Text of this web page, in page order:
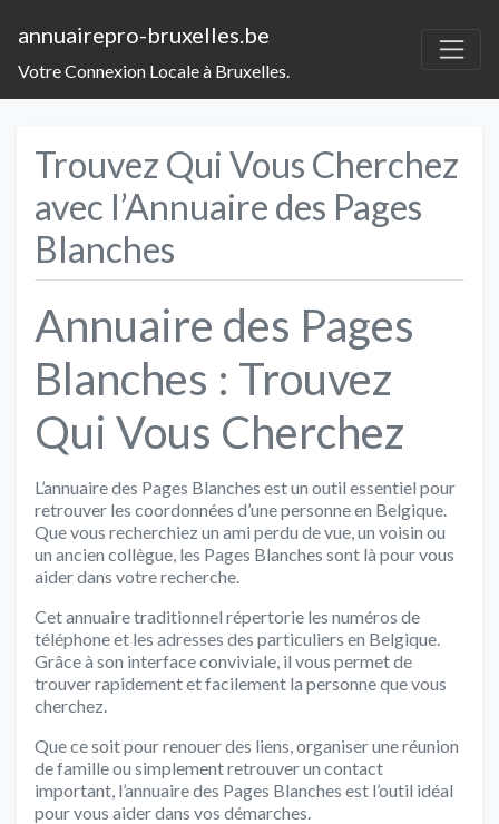
annuairepro-bruxelles.be
Votre Connexion Locale à Bruxelles.
Trouvez Qui Vous Cherchez
avec l’Annuaire des Pages
Blanches
Annuaire des Pages
Blanches : Trouvez
Qui Vous Cherchez
L’annuaire des Pages Blanches est un outil essentiel pour
retrouver les coordonnées d’une personne en Belgique.
Que vous recherchiez un ami perdu de vue, un voisin ou
un ancien collègue, les Pages Blanches sont là pour vous
aider dans votre recherche.
Cet annuaire traditionnel répertorie les numéros de
téléphone et les adresses des particuliers en Belgique.
Grâce à son interface conviviale, il vous permet de
trouver rapidement et facilement la personne que vous
cherchez.
Que ce soit pour renouer des liens, organiser une réunion
de famille ou simplement retrouver un contact
important, l’annuaire des Pages Blanches est l’outil idéal
pour vous aider dans vos démarches.